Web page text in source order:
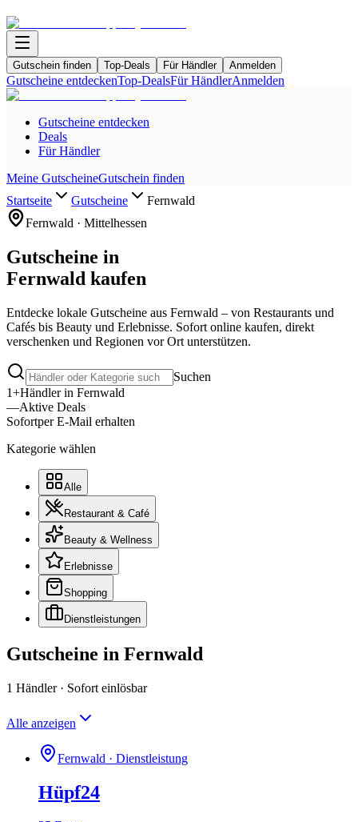
Gutschein finden Top-Deals Für Händler Anmelden
Gutscheine entdeckenTop-DealsFür HändlerAnmelden
Gutscheine entdecken
Deals
Für Händler
Meine GutscheineGutschein finden
Startseite
Gutscheine
Fernwald
Fernwald · Mittelhessen
Gutscheine in
Fernwald kaufen
Entdecke lokale Gutscheine aus Fernwald – von Restaurants und
Cafés bis Beauty und Erlebnisse. Sofort online kaufen, direkt
verschenken und Regionen vor Ort unterstützen.
Suchen
1+Händler in Fernwald
—Aktive Deals
Sofortper E-Mail erhalten
Kategorie wählen
Alle
Restaurant & Café
Beauty & Wellness
Erlebnisse
Shopping
Dienstleistungen
Gutscheine in Fernwald
1 Händler · Sofort einlösbar
Alle anzeigen
Fernwald · Dienstleistung
Hüpf24